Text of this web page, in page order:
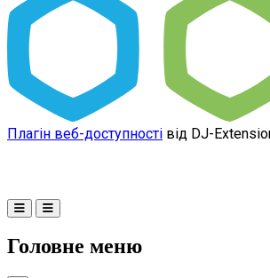
Плагін веб-доступності від DJ-
Головне меню